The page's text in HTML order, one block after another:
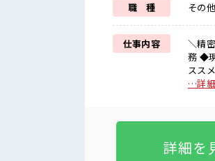
職 種 その
仕事内容
＼精
務 ◆現地での点
スス
った
もたて
歩10
…詳
詳細を